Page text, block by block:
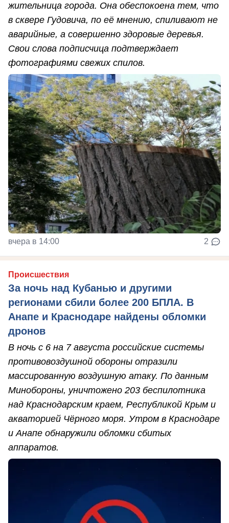
жительница города. Она обеспокоена тем, что
в сквере Гудовича, по её мнению, спиливают не
аварийные, а совершенно здоровые деревья.
Свои слова подписчица подтверждает
фотографиями свежих спилов.
вчера в 14:00 2
Происшествия
За ночь над Кубанью и другими
регионами сбили более 200 БПЛА. В
Анапе и Краснодаре найдены обломки
дронов
В ночь с 6 на 7 августа российские системы
противовоздушной обороны отразили
массированную воздушную атаку. По данным
Минобороны, уничтожено 203 беспилотника
над Краснодарским краем, Республикой Крым и
акваторией Чёрного моря. Утром в Краснодаре
и Анапе обнаружили обломки сбитых
аппаратов.